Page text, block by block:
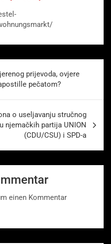
prijevoda, ovjere
pečatom?
o useljavanju stručnog
njemačkih partija UNION
(CDU/CSU) i SPD-a
einen Kommentar